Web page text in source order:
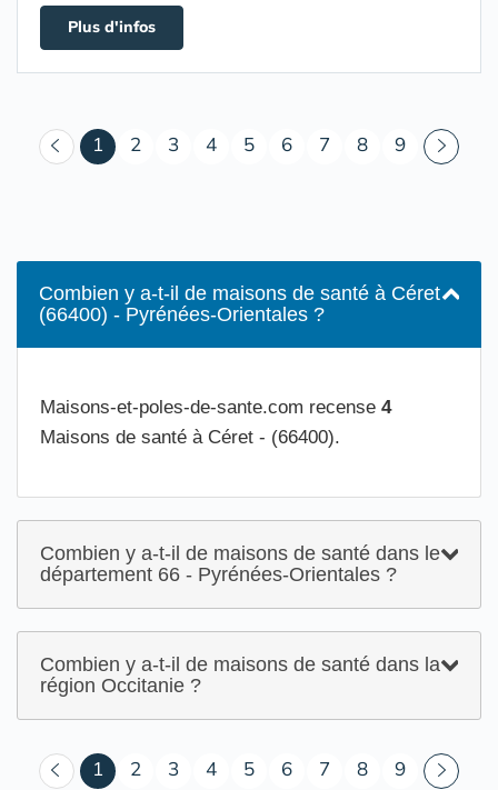
Plus d'infos
1 (courant)
2 3 4 5 6 7 8 9
Combien y a-t-il de maisons de santé à Céret
(66400) - Pyrénées-Orientales ?
Maisons-et-poles-de-sante.com recense 4
Maisons de santé à Céret - (66400).
Combien y a-t-il de maisons de santé dans le
département 66 - Pyrénées-Orientales ?
Combien y a-t-il de maisons de santé dans la
région Occitanie ?
1 (courant)
2 3 4 5 6 7 8 9